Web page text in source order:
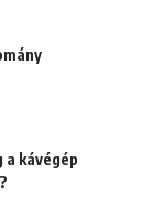
kávégép